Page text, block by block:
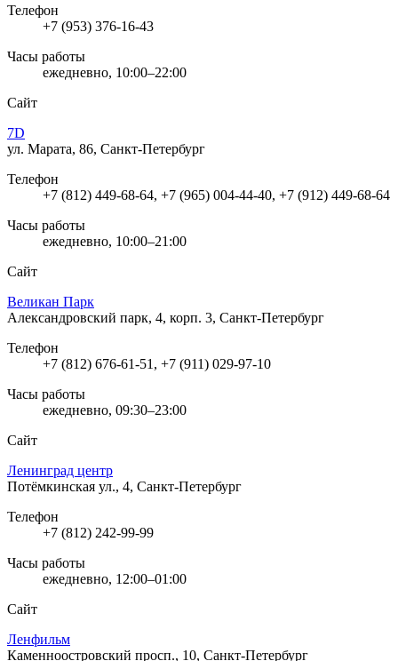
Телефон
+7 (953) 376-16-43
Часы работы
ежедневно, 10:00–22:00
Сайт
7D
ул. Марата, 86, Санкт-Петербург
Телефон
+7 (812) 449-68-64, +7 (965) 004-44-40, +7 (912) 449-68-64
Часы работы
ежедневно, 10:00–21:00
Сайт
Великан Парк
Александровский парк, 4, корп. 3, Санкт-Петербург
Телефон
+7 (812) 676-61-51, +7 (911) 029-97-10
Часы работы
ежедневно, 09:30–23:00
Сайт
Ленинград центр
Потёмкинская ул., 4, Санкт-Петербург
Телефон
+7 (812) 242-99-99
Часы работы
ежедневно, 12:00–01:00
Сайт
Ленфильм
Каменноостровский просп., 10, Санкт-Петербург